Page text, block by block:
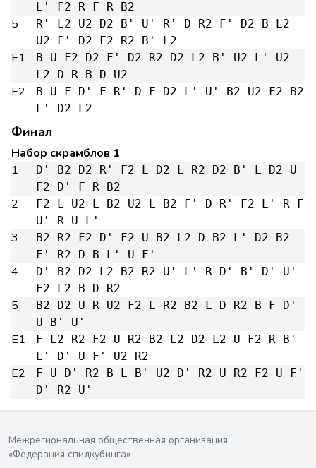
L' F2 R F R B2
5
R' L2 U2 D2 B' U' R' D R2 F' D2 B L2
U2 F' D2 F2 R2 B' L2
E1
B U F2 D2 F' D2 R2 D2 L2 B' U2 L' U2
L2 D R B D U2
E2
B U F D' F R' D F D2 L' U' B2 U2 F2 B2
L' D2 L2
Финал
Набор скрамблов 1
1
D' B2 D2 R' F2 L D2 L R2 D2 B' L D2 U
F2 D' F R B2
2
F2 L U2 L B2 U2 L B2 F' D R' F2 L' R F
U' R U L'
3
B2 R2 F2 D' F2 U B2 L2 D B2 L' D2 B2
F' R2 D B L' U F'
4
D' B2 D2 L2 B2 R2 U' L' R D' B' D' U'
F2 L2 B D R2
5
B2 D2 U R U2 F2 L R2 B2 L D R2 B F D'
U B' U'
E1
F L2 R2 F2 U R2 B2 L2 D2 L2 U F2 R B'
L' D' U F' U2 R2
E2
F U D' R2 B L B' U2 D' R2 U R2 F2 U F'
D' R2 U'
Межрегиональная общественная организация
«Федерация спидкубинга»